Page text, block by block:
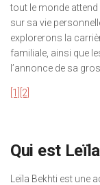
tout le monde
sur sa vie
explorerons la
familiale, ainsi que
l’annonce de sa
[1] [2]
Qui est
Leïla Bekhti est